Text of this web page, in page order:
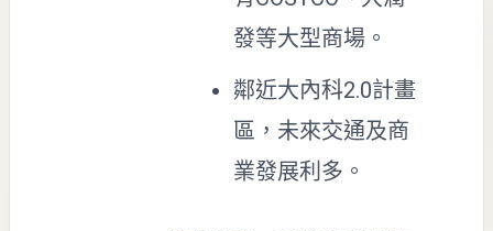
發等大型商場。
鄰近大內科2.0計畫
區，未來交通及商
業發展利多。